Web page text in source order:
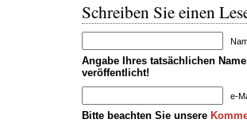
Schreiben Sie einen
Angabe Ihres tatsächlichen
veröffentlicht!
e-
Bitte beachten Sie unsere